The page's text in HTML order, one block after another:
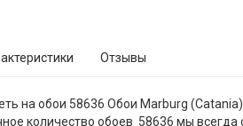
Отзывы
на обои 58636 Обои Marburg
количество обоев 58636 мы